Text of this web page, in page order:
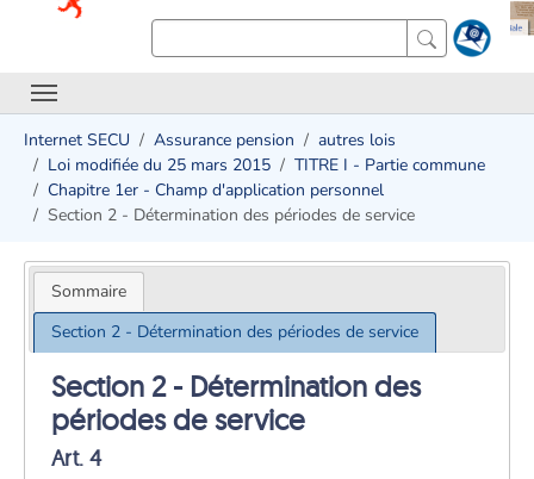
Internet SECU Assurance pension
autres lois
Loi modifiée du 25 mars 2015
TITRE I - Partie commune
Chapitre 1er - Champ d'application personnel
Section 2 - Détermination des périodes de service
Sommaire
Section 2 - Détermination des périodes de service
Section 2 - Détermination des
périodes de service
Art. 4